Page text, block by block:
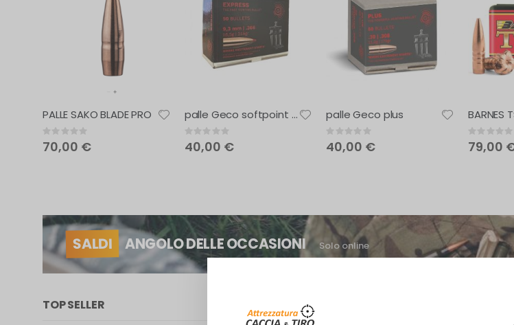
PALLE SAKO BLADE PRO
Rating:
0%
70,00 €
palle Geco softpoint express
Rating:
0%
40,00 €
palle Geco plus
Rating:
0%
40,00 €
Rating:
0%
79,00
SALDI ANGOLO DELLE OCCASIONI Solo online
TOP SELLER